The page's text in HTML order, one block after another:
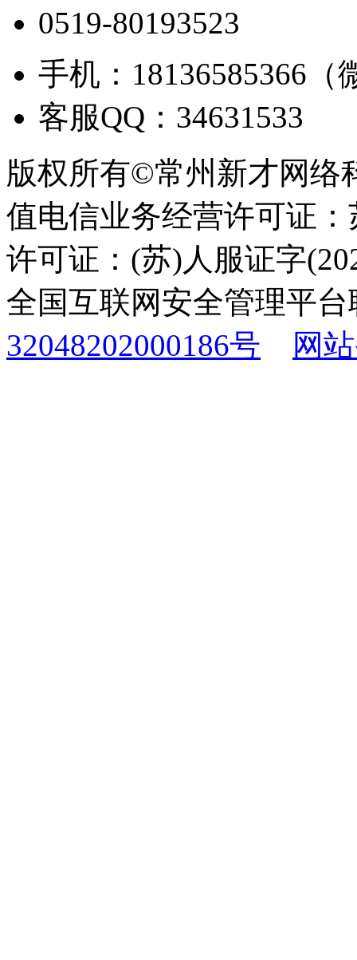
0519-80193523
手机：18136585366（
客服QQ：34631533
版权所有©常州新才网络
值电信业务经营许可证
许可证：(苏)人服证字
全国互联网安全管理平
32048202000186号
网